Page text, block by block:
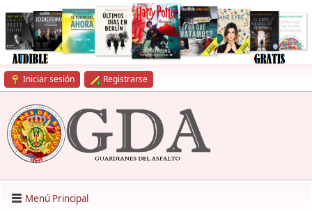
Iniciar sesión Registrarse
Menú Principal